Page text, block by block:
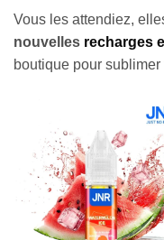
Vous les attendiez,
nouvelles recharges
boutique pour sublimer